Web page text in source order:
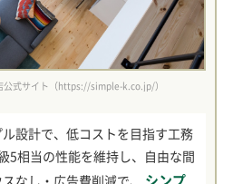
公式サイト（https://simple-k.co.jp/）
設計で、低コストを目指す工務
5相当の性能を維持し、自由な間
なし・広告費削減で、
シンプ